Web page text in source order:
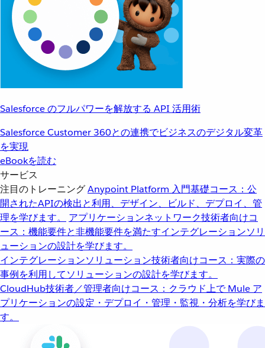
Salesforce のフルパワーを解放する API 活用術
Salesforce Customer 360との連携でビジネスのデジタル変革
を実現
eBookを読む
サービス
注目のトレーニングAnypoint Platform 入門基礎コース：公
開されたAPIの検出と利用、デザイン、ビルド、デプロイ、管
理を学びます。
アプリケーションネットワーク技術者向けコ
ース：機能要件と非機能要件を満たすインテグレーションソリ
ューションの設計を学びます。
インテグレーションソリューション技術者向けコース：実際の
事例を利用してソリューションの設計を学びます。
CloudHub技術者／管理者向けコース：クラウド上で Mule ア
プリケーションの設定・デプロイ・管理・監視・分析を学びま
す。